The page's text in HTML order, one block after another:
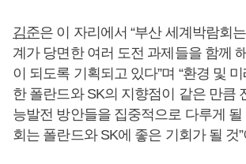
김준은 이 자리에서 “부산 세계박람회
계가 당면한 여러 도전 과제들을 함께
이 되도록 기획되고 있다”며 “환경 및
한 폴란드와 SK의 지향점이 같은 만큼
능발전 방안들을 집중적으로 다루게
회는 폴란드와 SK에 좋은 기회가 될 것